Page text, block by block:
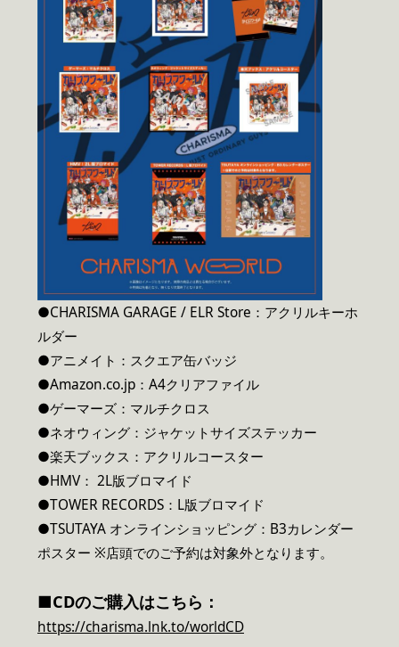
●CHARISMA GARAGE / ELR Store：アクリルキーホ
ルダー
●アニメイト：スクエア缶バッジ
●Amazon.co.jp：A4クリアファイル
●ゲーマーズ：マルチクロス
●ネオウィング：ジャケットサイズステッカー
●楽天ブックス：アクリルコースター
●HMV： 2L版ブロマイド
●TOWER RECORDS：L版ブロマイド
●TSUTAYA オンラインショッピング：B3カレンダー
ポスター ※店頭でのご予約は対象外となります。
■CDのご購入はこちら：
https://charisma.lnk.to/worldCD